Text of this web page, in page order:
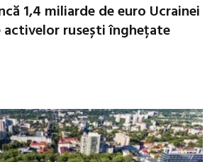
1,4 miliarde de euro Ucrainei
rusești înghețate